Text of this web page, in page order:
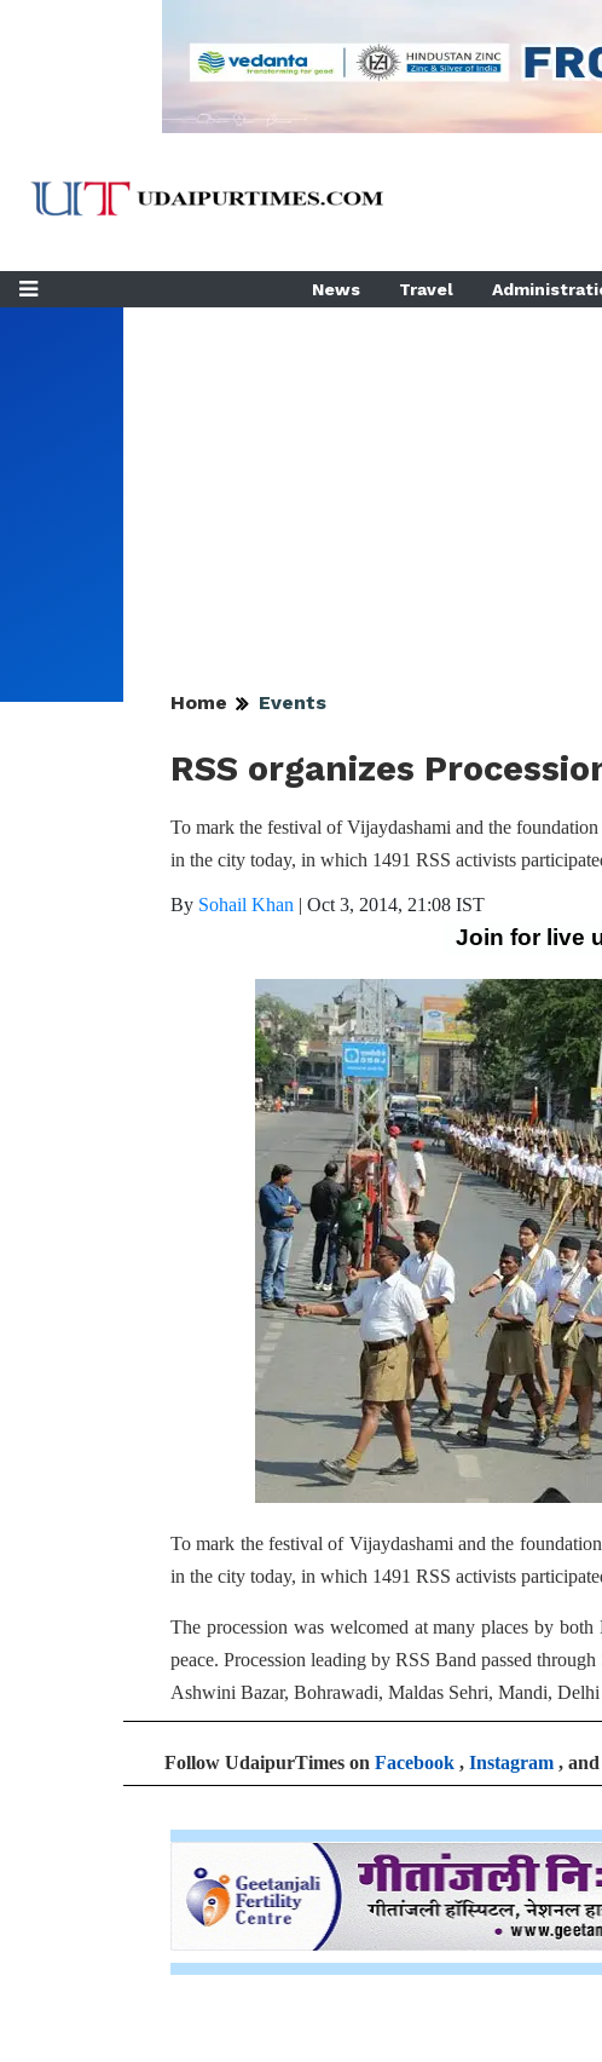
News Travel
Home Events
RSS organizes
To mark the festival of Vijaydashami and the
in the city today, in which 1491 RSS activists
By Sohail Khan | Oct 3, 2014, 21:08 IST
Join for live
To mark the festival of Vijaydashami and the
in the city today, in which 1491 RSS activists
The procession was welcomed at many places by
peace. Procession leading by RSS Band passed
Ashwini Bazar, Bohrawadi, Maldas Sehri, Mandi,
Follow UdaipurTimes on Facebook , Instagram , and